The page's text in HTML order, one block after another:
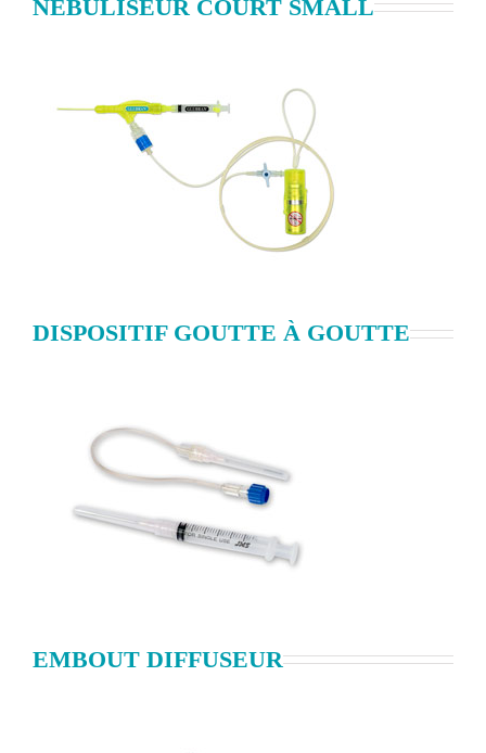
NÉBULISEUR COURT SMALL
DISPOSITIF GOUTTE À GOUTTE
EMBOUT DIFFUSEUR